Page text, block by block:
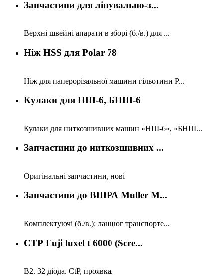
Запчастини для лінувально-з...
Верхні швейні апарати в зборі (б./в.) для ...
Ніж HSS для Polar 78
Ніж для паперорізальної машини гільотини P...
Кулаки для НШ-6, БНШ-6
Кулаки для ниткозшивних машин «НШ-6», «БНШ...
Запчастини до ниткозшивних ...
Оригінальні запчастини, нові
Запчастини до ВШРА Muller M...
Комплектуючі (б./в.): ланцюг транспорте...
СТР Fuji luxel t 6000 (Scre...
В2. 32 діода. CtP, проявка.